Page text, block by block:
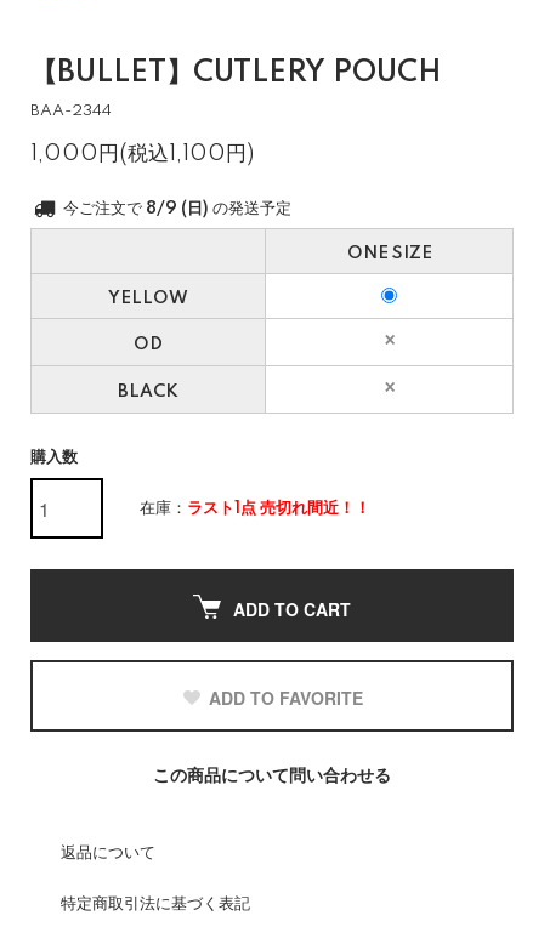
【BULLET】CUTLERY POUCH
BAA-2344
1,000円(税込1,100円)
今ご注文で 8/9 (日) の発送予定
ONE SIZE
YELLOW
OD
BLACK
購入数
在庫： ラスト1点 売切れ間近！！
ADD TO CART
ADD TO FAVORITE
この商品について問い合わせる
返品について
特定商取引法に基づく表記